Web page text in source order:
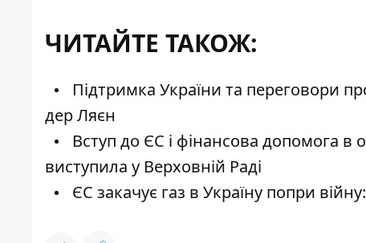
ЧИТАЙТЕ ТАКОЖ:
Підтримка України та переговори
дер Ляєн
Вступ до ЄС і фінансова допомога
виступила у Верховній Раді
ЄС закачує газ в Україну попри